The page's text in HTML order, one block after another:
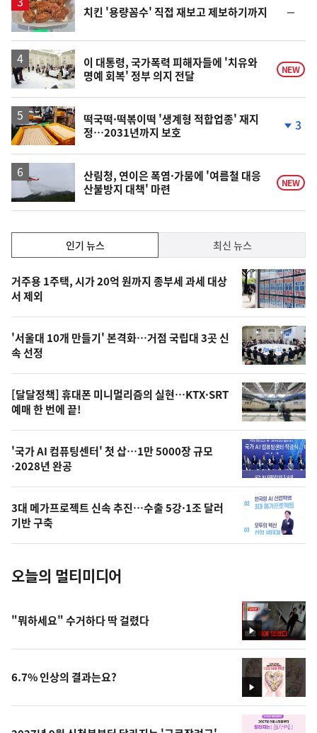
치킨 '용량꼼수' 직접 재보고 제보하기까지
일
이 대통령, 국가폭력 피해자들에 '치유와
명예 회복' 정부 의지 전달
NEW
떡국떡·떡볶이떡 '생계형 적합업종' 재지
정…2031년까지 보호
계
락
3
산림청, 연이은 폭염·가뭄에 '여름철 대응
산불방지 대책' 마련
NEW
기,
최
신,
오
늘
의
영
상
오
늘
의
사
진
인기 뉴스 최신 뉴스
기
뉴
스
거주용 1주택, 시가 20억 원까지 종부세 과세 대상
서 제외
'서울대 10개 만들기' 본격화…거점 국립대 3곳 신
속 선정
[달달정책] 휴대폰 미니멀리즘의 실현…KTX·SRT
예매 한 번에 끝!
'국가 AI 컴퓨팅센터' 첫 삽…1만 5000장 규모
·2028년 완공
3대 메가프로젝트 신속 추진…수출 5강·1조 달러
기반 구축
오늘의 멀티미디어
영
상
"뭐하세요" 수거하다 딱 걸렸다
영
상
6.7% 인상의 결과는요?